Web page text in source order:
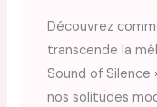
Découvrez
transcende la
Sound of Silence
nos solitudes